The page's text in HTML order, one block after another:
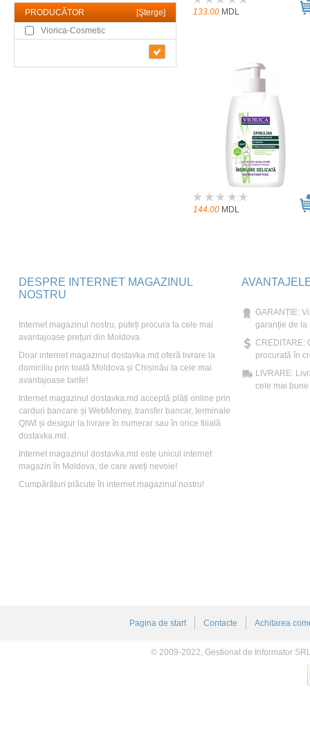
PRODUCĂTOR [Şterge]
Viorica-Cosmetic
133.00 MDL
144.00 MDL
DESPRE INTERNET MAGAZINUL
NOSTRU
Internet magazinul nostru, puteți procura la cele mai
avantajoase prețuri din Moldova.
Doar internet magazinul dostavka.md oferă livrare la
domiciliu prin toată Moldova și Chișinău la cele mai
avantajoase tarife!
Internet magazinul dostavka.md acceptă plăți online prin
carduri bancare și WebMoney, transfer bancar, terminale
QIWI și desigur la livrare în numerar sau în orice filială
dostavka.md.
Internet magazinul dostavka.md este unicul internet
magazin în Moldova, de care aveți nevoie!
Cumpărături plăcute în internet magazinul nostru!
GARANȚIE:
garanție de la
CREDITARE:
procurată în
LIVRARE:
cele mai bune
Pagina de start Contacte Achitarea
© 2009-2022, Gestionat de Informator